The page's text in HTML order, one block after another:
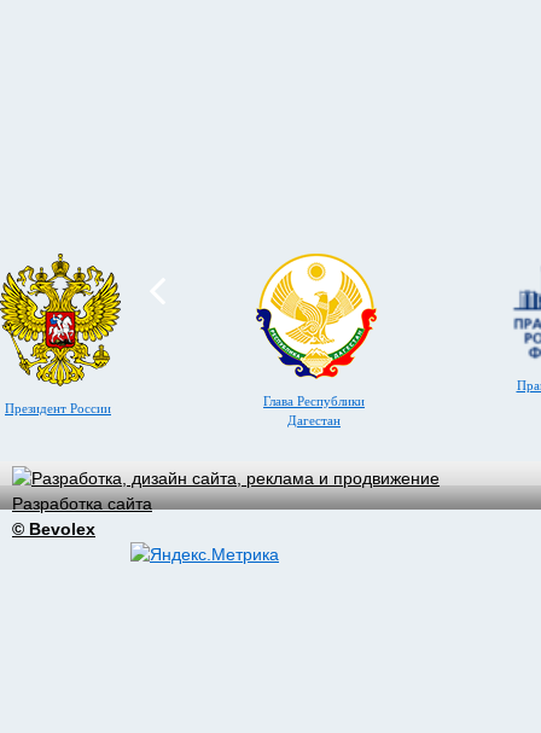
Президент России
Глава Республики
Дагестан
Разработка сайта
© Bevolex